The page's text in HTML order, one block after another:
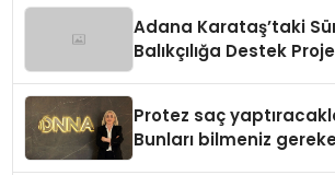
Adana Karataş’taki
Balıkçılığa Destek
Protez saç
Bunları bilmeniz